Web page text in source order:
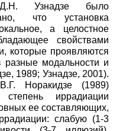
Узнадзе было
что установка
а целостное
свойствами
которые проявляются
разные модальности и
1989; Узнадзе, 2001).
Норакидзе (1989)
иррадиации
ее составляющих,
слабую (1-3